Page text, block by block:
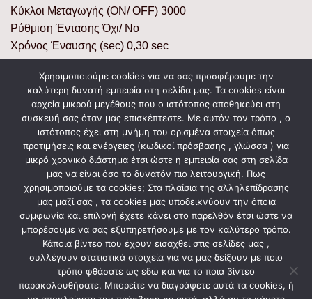
Κύκλοι Μεταγωγής (ON/ OFF) 3000
Ρύθμιση Έντασης Όχι/ No
Χρόνος Έναυσης (sec) 0,30 sec
Διάμετρος (mm) 90mm
Ύψος (mm) 228mm
Συσκευασία Color Box
Κιβωτοποίηση (τεμ) 112
Χρόνια Εγγύησης 1 Χρόνο/ 1 Year
ΣΧΕΤΙΚΆ ΠΡΟΪΌΝΤΑ
Χρησιμοποιούμε cookies για να σας προσφέρουμε την
καλύτερη δυνατή εμπειρία στη σελίδα μας. Τα cookies είναι
αρχεία μικρού μεγέθους που ο ιστότοπος αποθηκεύει στη
συσκευή σας όταν μας επισκέπτεστε. Με αυτόν τον τρόπο , ο
ιστότοπος έχει στη μνήμη του ορισμένα στοιχεία όπως
προτιμήσεις και ενέργειες (κωδικοί πρόσβασης , γλώσσα ) για
μικρό χρονικό διάστημα έτσι ώστε η εμπειρία σας στη σελίδα
μας να είναι όσο το δυνατόν πιο λειτουργική. Πως
χρησιμοποιούμε τα cookies; Στα πλαίσια της αλληλεπίδρασης
μας μαζί σας , τα cookies μας υποδεικνύουν την όποια
συμφωνία και επιλογή έχετε κάνει στο παρελθόν έτσι ώστε να
μπορέσουμε να σας εξυπηρετήσουμε με τον καλύτερο τρόπο.
Κάποια βίντεο που έχουν εισαχθεί στις σελίδες μας ,
συλλέγουν στατιστικά στοιχεία για να μας δείξουν με ποιο
τρόπο φθάσατε ως εδώ και για το ποια βίντεο
παρακολουθήσατε. Μπορείτε να διαγράψετε αυτά τα cookies, ή